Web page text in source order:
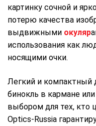
картинку сочной и
потерю качества
выдвижными окуляр
использования как
носящими очки.
Легкий и компактный
бинокль в кармане
выбором для тех, кто
Optics-Russia